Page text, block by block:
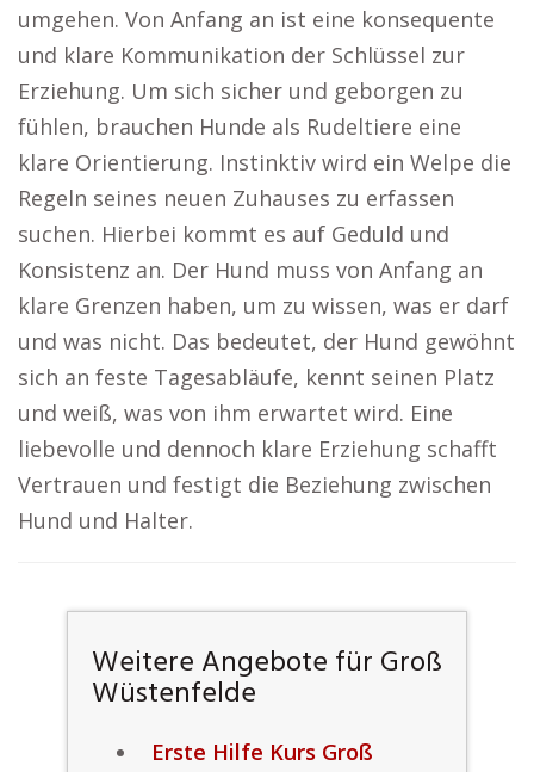
umgehen. Von Anfang an ist eine konsequente
und klare Kommunikation der Schlüssel zur
Erziehung. Um sich sicher und geborgen zu
fühlen, brauchen Hunde als Rudeltiere eine
klare Orientierung. Instinktiv wird ein Welpe die
Regeln seines neuen Zuhauses zu erfassen
suchen. Hierbei kommt es auf Geduld und
Konsistenz an. Der Hund muss von Anfang an
klare Grenzen haben, um zu wissen, was er darf
und was nicht. Das bedeutet, der Hund gewöhnt
sich an feste Tagesabläufe, kennt seinen Platz
und weiß, was von ihm erwartet wird. Eine
liebevolle und dennoch klare Erziehung schafft
Vertrauen und festigt die Beziehung zwischen
Hund und Halter.
Weitere Angebote für Groß
Wüstenfelde
Erste Hilfe Kurs Groß